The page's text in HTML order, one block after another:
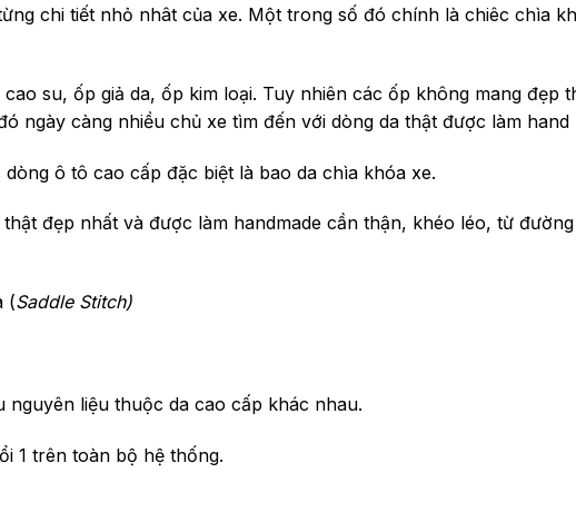
chi tiết nhỏ nhât của xe. Một trong số đó chính là chiêc chìa
su, ốp giả da, ốp kim loại. Tuy nhiên các ốp không mang đẹp
càng nhiều chủ xe tìm đến với dòng da thật được làm hand
ô tô cao cấp đặc biệt là bao da chìa khóa xe.
đẹp nhất và được làm handmade cần thận, khéo léo, từ
(Saddle Stitch)
liệu thuộc da cao cấp khác nhau.
1 trên toàn bộ hệ thống.